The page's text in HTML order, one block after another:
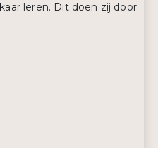
leren. Dit doen zij door